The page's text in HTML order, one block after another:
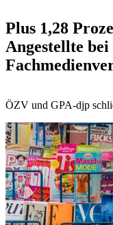
Plus 1,28
Angestellte
ÖZV und GPA-djp